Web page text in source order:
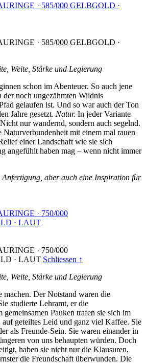
· 585/000 GELBGOLD ·
· 585/000 GELBGOLD ·
Weite, Stärke und Legierung
schon im Abenteuer. So auch jene
der noch ungezähmten Wildnis
gelaufen ist. Und so war auch der Ton
Jahre gesetzt. Natur. In jeder Variante
nur wandernd, sondern auch segelnd.
Naturverbundenheit mit einem mal rauen
einer Landschaft wie sie sich
angefühlt haben mag – wenn nicht immer
aber auch eine Inspiration für
· 750/000
· LAUT
· 750/000
· LAUT Schliessen ↑
Weite, Stärke und Legierung
Der Notstand waren die
studierte Lehramt, er die
Pauken trafen sie sich im
geteiltes Leid und ganz viel Kaffee. Sie
als Freunde-Sein. Sie waren einander in
von uns behaupten würden. Doch
haben sie nicht nur die Klausuren,
die Freundschaft überwunden. Die